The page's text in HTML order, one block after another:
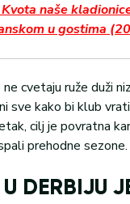
naše
u gostima
cvetaju ruže duži
sve kako bi klub
cilj je povratna
prehodne sezone.
DERBIJU